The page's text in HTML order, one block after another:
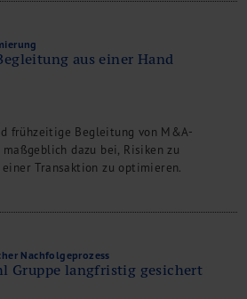
aus einer Hand
frühzeitige Begleitung von M&A-
dazu bei, Risiken zu
Transaktion zu optimieren.
Nachfolgeprozess
Gruppe langfristig gesichert